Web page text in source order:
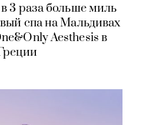
3 раза больше миль
спа на Мальдивах
Aesthesis в